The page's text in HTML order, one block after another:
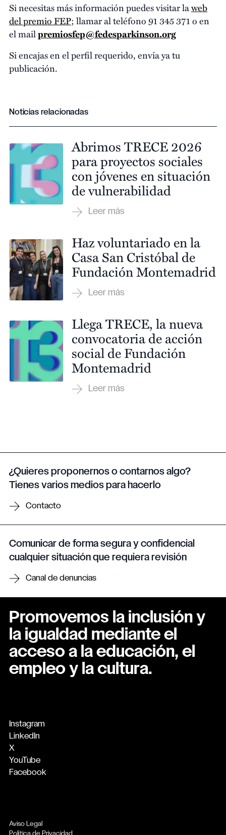
Si necesitas más información puedes visitar laweb
del premio FEP; llamar al teléfono 91 345 371 o en
el mailpremiosfep@fedesparkinson.org
Si encajas en el perfil requerido, envía ya tu
publicación.
Noticias relacionadas
Abrimos TRECE 2026
para proyectos sociales
con jóvenes en situación
de vulnerabilidad
Haz voluntariado en la
Casa San Cristóbal de
Fundación Montemadrid
Llega TRECE, la nueva
convocatoria de acción
social de Fundación
Montemadrid
¿Quieres proponernos o contarnos algo?
Tienes varios medios para hacerlo
Contacto
Comunicar de forma segura y confidencial
cualquier situación que requiera revisión
Canal de denuncias
Promovemos la inclusión y
la igualdad mediante el
acceso a la educación, el
empleo y la cultura.
Instagram
LinkedIn
X
YouTube
Facebook
Aviso Legal
Política de Privacidad